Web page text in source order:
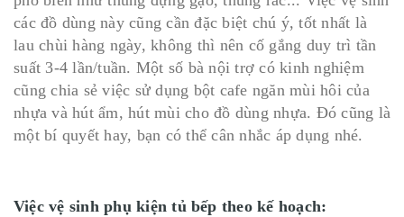
các đồ dùng này cũng cần đặc biệt chú ý, tốt nhất là
lau chùi hàng ngày, không thì nên cố gắng duy trì tần
suất 3-4 lần/tuần. Một số bà nội trợ có kinh nghiệm
cũng chia sẻ việc sử dụng bột cafe ngăn mùi hôi của
nhựa và hút ẩm, hút mùi cho đồ dùng nhựa. Đó cũng là
một bí quyết hay, bạn có thể cân nhắc áp dụng nhé.
Việc vệ sinh phụ kiện tủ bếp theo kế hoạch: